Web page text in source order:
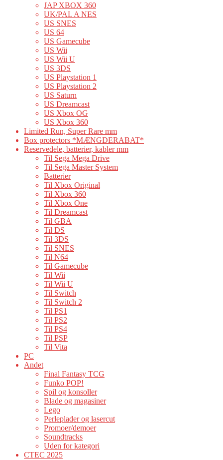
JAP XBOX 360
UK/PAL A NES
US SNES
US 64
US Gamecube
US Wii
US Wii U
US 3DS
US Playstation 1
US Playstation 2
US Saturn
US Dreamcast
US Xbox OG
US Xbox 360
Limited Run, Super Rare mm
Box protectors *MÆNGDERABAT*
Reservedele, batterier, kabler mm
Til Sega Mega Drive
Til Sega Master System
Batterier
Til Xbox Original
Til Xbox 360
Til Xbox One
Til Dreamcast
Til GBA
Til DS
Til 3DS
Til SNES
Til N64
Til Gamecube
Til Wii
Til Wii U
Til Switch
Til Switch 2
Til PS1
Til PS2
Til PS4
Til PSP
Til Vita
PC
Andet
Final Fantasy TCG
Funko POP!
Spil og konsoller
Blade og magasiner
Lego
Perleplader og lasercut
Promoer/demoer
Soundtracks
Uden for kategori
CTEC 2025